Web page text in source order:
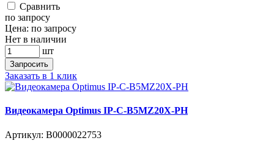
Cравнить
по запросу
Цена: по запросу
Нет в наличии
шт
Запросить
Заказать в 1 клик
Видеокамера Optimus IP-C-B5MZ20X-PH
Артикул: В0000022753